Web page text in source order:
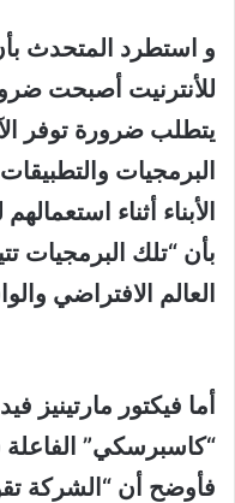
و استطرد المتحدث
للأنترنيت أصبحت
يتطلب ضرورة توفر
البرمجيات
الأبناء أثناء
بأن “تلك البرمجيات
العالم الافتراضي
أما فيكتور
“كاسبرسكي” الفاعلة
فأوضح أن “الشركة